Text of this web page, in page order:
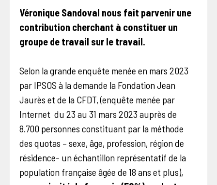
Véronique Sandoval nous fait parvenir une
contribution cherchant à constituer un
groupe de travail sur le travail.
Selon la grande enquête menée en mars 2023
par IPSOS à la demande la Fondation Jean
Jaurès et de la CFDT, (enquête menée par
Internet du 23 au 31 mars 2023 auprès de
8.700 personnes constituant par la méthode
des quotas – sexe, âge, profession, région de
résidence- un échantillon représentatif de la
population française âgée de 18 ans et plus),